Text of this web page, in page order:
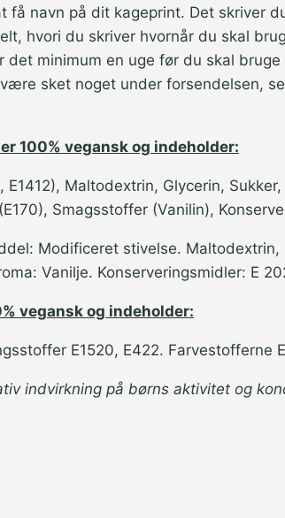
få navn på dit kageprint. Det skriver
hvori du skriver hvornår du skal
det minimum en uge før du skal bruge
sket noget under forsendelsen,
100% vegansk og indeholder:
E1412), Maltodextrin, Glycerin,
Smagsstoffer (Vanilin),
Modificeret stivelse.
Vanilje. Konserveringsmidler: E
vegansk og indeholder:
E1520, E422. Farvestofferne
indvirkning på børns aktivitet og